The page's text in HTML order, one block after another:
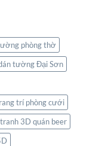
phòng thờ
tường Đại Sơn
trí phòng cưới
tranh 3D quán beer